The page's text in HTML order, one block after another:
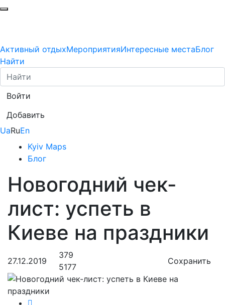
Активный отдыхМероприятияИнтересные местаБлог
Найти
Войти
Добавить
UaRuEn
Kyiv Maps
Блог
Новогодний чек-
лист: успеть в
Киеве на праздники
27.12.2019
379
5177
Сохранить